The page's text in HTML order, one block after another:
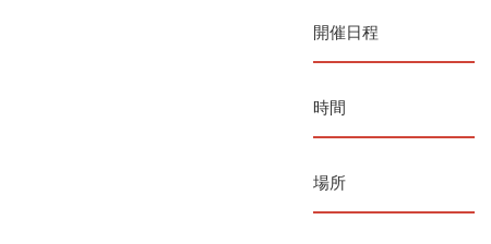
開催日程
時間
場所